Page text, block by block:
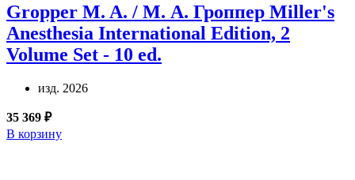
Gropper M. A. / М. А. Гроппер Miller's
Anesthesia International Edition, 2
Volume Set - 10 ed.
изд. 2026
35 369 ₽
В корзину